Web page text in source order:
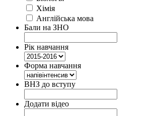
Хімія
Англійська мова
Бали на ЗНО
Рік навчання
Форма навчання
ВНЗ до вступу
Додати відео